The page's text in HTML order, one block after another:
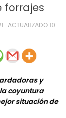
forrajes
· ACTUALIZADO 10
y
coyuntura
situación de